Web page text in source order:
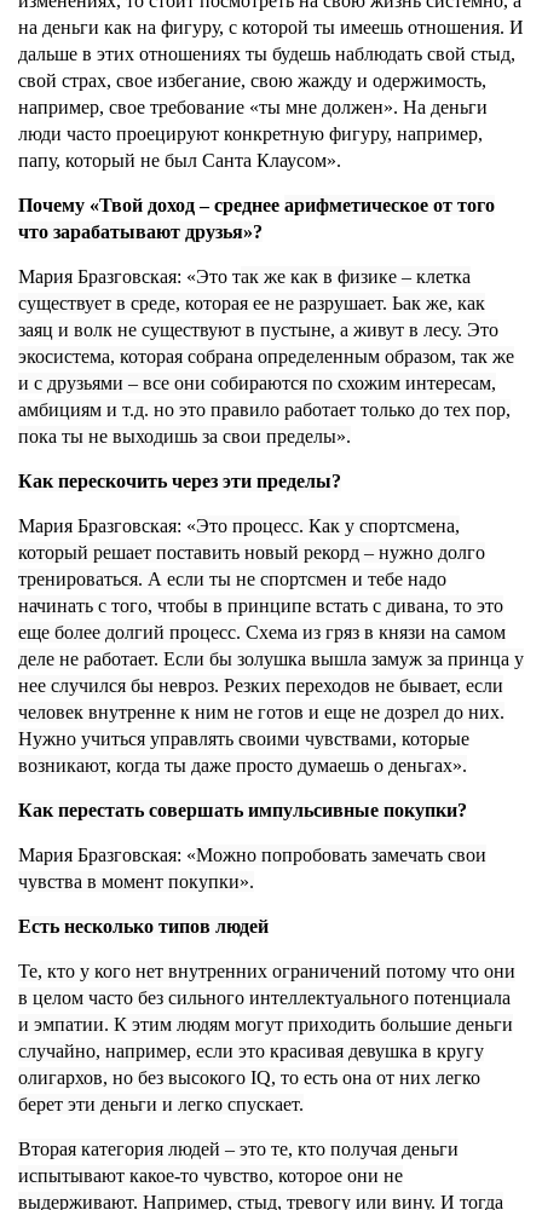
на деньги как на фигуру, с которой ты имеешь отношения. И
дальше в этих отношениях ты будешь наблюдать свой стыд,
свой страх, свое избегание, свою жажду и одержимость,
например, свое требование «ты мне должен». На деньги
люди часто проецируют конкретную фигуру, например,
папу, который не был Санта Клаусом».
Почему «Твой доход – среднее арифметическое от того
что зарабатывают друзья»?
Мария Бразговская: «Это так же как в физике – клетка
существует в среде, которая ее не разрушает. Ьак же, как
заяц и волк не существуют в пустыне, а живут в лесу. Это
экосистема, которая собрана определенным образом, так же
и с друзьями – все они собираются по схожим интересам,
амбициям и т.д. но это правило работает только до тех пор,
пока ты не выходишь за свои пределы».
Как перескочить через эти пределы?
Мария Бразговская: «Это процесс. Как у спортсмена,
который решает поставить новый рекорд – нужно долго
тренироваться. А если ты не спортсмен и тебе надо
начинать с того, чтобы в принципе встать с дивана, то это
еще более долгий процесс. Схема из гряз в князи на самом
деле не работает. Если бы золушка вышла замуж за принца у
нее случился бы невроз. Резких переходов не бывает, если
человек внутренне к ним не готов и еще не дозрел до них.
Нужно учиться управлять своими чувствами, которые
возникают, когда ты даже просто думаешь о деньгах».
Как перестать совершать импульсивные покупки?
Мария Бразговская: «Можно попробовать замечать свои
чувства в момент покупки».
Есть несколько типов людей
Те, кто у кого нет внутренних ограничений потому что они
в целом часто без сильного интеллектуального потенциала
и эмпатии. К этим людям могут приходить большие деньги
случайно, например, если это красивая девушка в кругу
олигархов, но без высокого IQ, то есть она от них легко
берет эти деньги и легко спускает.
Вторая категория людей – это те, кто получая деньги
испытывают какое-то чувство, которое они не
выдерживают. Например, стыд, тревогу или вину. И тогда